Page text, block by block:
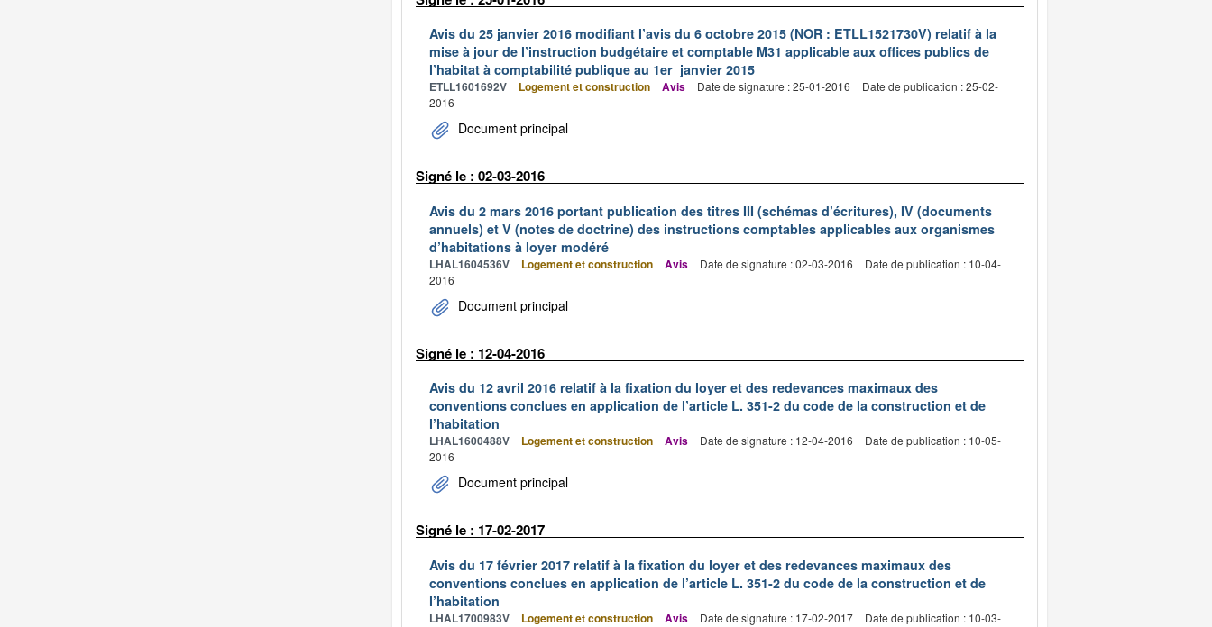
Avis du 25 janvier 2016 modifiant l’avis du 6 octobre 2015 (NOR : ETLL1521730V) relatif à la
mise à jour de l’instruction budgétaire et comptable M31 applicable aux offices publics de
l’habitat à comptabilité publique au 1er janvier 2015
ETLL1601692V Logement et construction Avis Date de signature : 25-01-2016
Date de publication : 25-02-
2016
Document principal
Signé le : 02-03-2016
Avis du 2 mars 2016 portant publication des titres III (schémas d’écritures), IV (documents
annuels) et V (notes de doctrine) des instructions comptables applicables aux organismes
d’habitations à loyer modéré
LHAL1604536V Logement et construction Avis Date de signature : 02-03-2016
Date de publication : 10-04-
2016
Document principal
Signé le : 12-04-2016
Avis du 12 avril 2016 relatif à la fixation du loyer et des redevances maximaux des
conventions conclues en application de l’article L. 351-2 du code de la construction et de
l’habitation
LHAL1600488V Logement et construction Avis Date de signature : 12-04-2016
Date de publication : 10-05-
2016
Document principal
Signé le : 17-02-2017
Avis du 17 février 2017 relatif à la fixation du loyer et des redevances maximaux des
conventions conclues en application de l’article L. 351-2 du code de la construction et de
l’habitation
LHAL1700983V Logement et construction Avis Date de signature : 17-02-2017
Date de publication : 10-03-